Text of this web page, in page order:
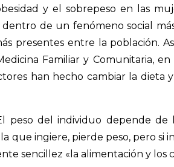
y el sobrepeso en las
dentro de un fenómeno social
presentes entre la población.
Familiar y Comunitaria,
han hecho cambiar la dieta
peso del individuo depende
que ingiere, pierde peso, pero si
sencillez «la alimentación y los